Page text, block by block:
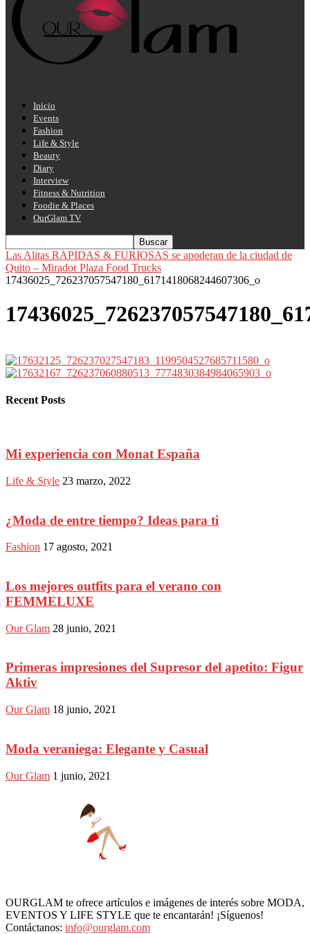
Inicio
Events
Fashion
Life & Style
Beauty
Diary
Interview
Fitness & Nutrition
Foodie & Places
OurGlam TV
Las Alitas RAPIDAS & FURIOSAS se apoderan de la ciudad de
Quito – Mirador Plaza Food Trucks
17436025_726237057547180_6171418068244607306_o
Recent Posts
Mi experiencia con Monat España
Life & Style 23 marzo, 2022
¿Moda de entre tiempo? Ideas para ti
Fashion 17 agosto, 2021
Los mejores outfits para el verano con
FEMMELUXE
Our Glam 28 junio, 2021
Primeras impresiones del Supresor del apetito: Figur
Aktiv
Our Glam 18 junio, 2021
Moda veraniega: Elegante y Casual
Our Glam 1 junio, 2021
OURGLAM te ofrece artículos e imágenes de interés sobre MODA,
EVENTOS Y LIFE STYLE que te encantarán! ¡Síguenos!
Contáctanos: info@ourglam.com